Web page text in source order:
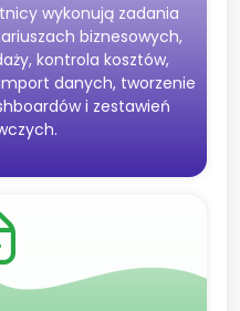
wykonują zadania
biznesowych,
kontrola kosztów,
danych, tworzenie
i zestawień